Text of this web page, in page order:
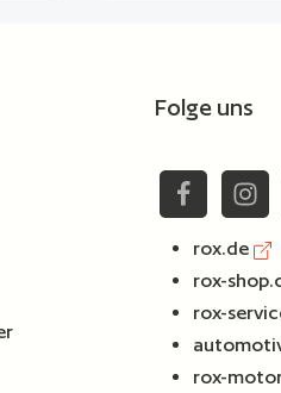
Folge uns
rox.de
rox-
rox-
rox-